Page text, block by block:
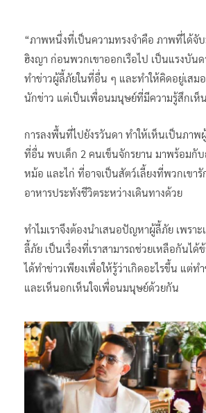
“ภาพหนึ่งที่เป็นความทรงจำคือ ภาพที่ได้จั
ฮิงญา ก่อนพวกเขาออกเรือไป เป็นแรงบันด
ทำข่าวผู้ลี้ภัยในที่อื่น ๆ และทำให้คิดอยู่เสมอ
นักข่าว แต่เป็นเพื่อนมนุษย์ที่มีความรู้สึกเห็
การลงพื้นที่ไปยังรวันดา ทำให้เห็นเป็นภา
ที่อื่น พบเด็ก 2 คนเข็นจักรยาน มาพร้อมกับ
หม้อ และไก่ ที่อาจเป็นสัตว์เลี้ยงที่พวกเขา
อาหารประทังชีวิตระหว่างเดินทางด้วย
ทำไมเราจึงต้องนำเสนอปัญหาผู้ลี้ภัย เพรา
ลี้ภัย เป็นเรื่องที่เราสามารถช่วยเหลือกันได้
ได้ทำข่าวเพียงเพื่อให้รู้ว่าเกิดอะไรขึ้น แต่ท
และเห็นอกเห็นใจเพื่อนมนุษย์ด้วยกัน